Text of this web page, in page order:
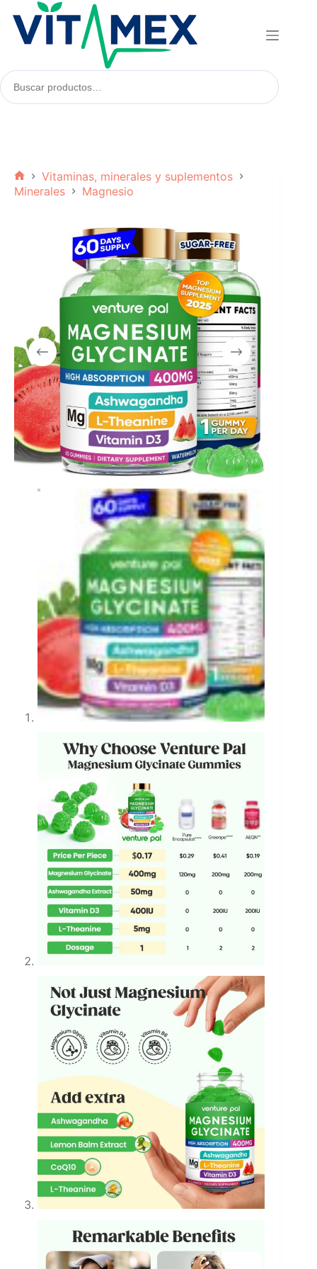
contenido
Buscar
productos:
Inicio
Vitaminas, minerales y suplementos
Minerales
Magnesio